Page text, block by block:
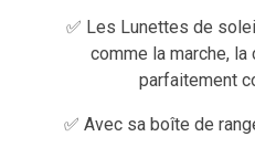
✅ Les Lunettes de
comme la marche,
parfaitement
✅ Avec sa boîte de